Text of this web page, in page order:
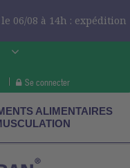
06/08 à 14h : expédition
Se connecter
ALIMENTAIRES